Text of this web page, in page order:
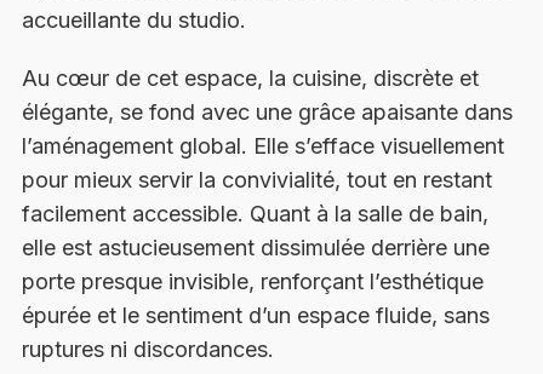
accueillante du studio.
Au cœur de cet espace, la cuisine, discrète et
élégante, se fond avec une grâce apaisante dans
l’aménagement global. Elle s’efface visuellement
pour mieux servir la convivialité, tout en restant
facilement accessible. Quant à la salle de bain,
elle est astucieusement dissimulée derrière une
porte presque invisible, renforçant l’esthétique
épurée et le sentiment d’un espace fluide, sans
ruptures ni discordances.